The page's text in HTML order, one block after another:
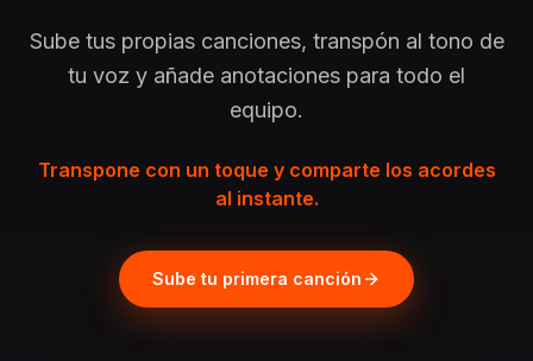
Sube tus propias canciones, transpón al tono de
tu voz y añade anotaciones para todo el
equipo.
Transpone con un toque y comparte los acordes
al instante.
Sube tu primera canción